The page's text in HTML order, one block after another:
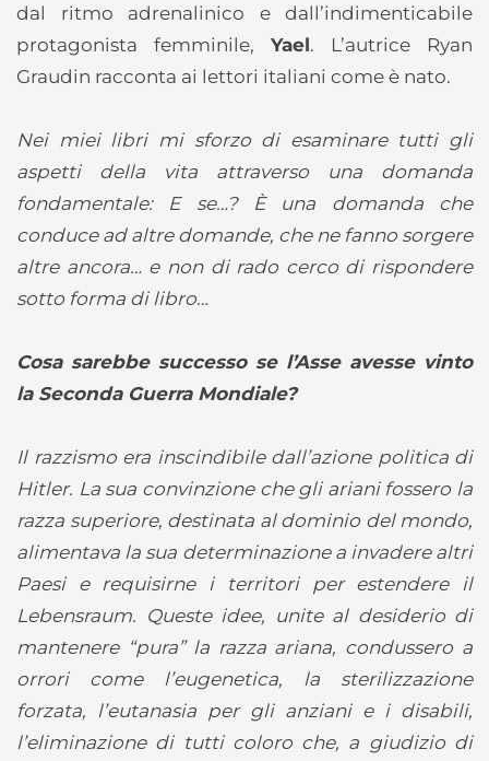
dal ritmo adrenalinico e dall’indimenticabile
protagonista femminile, Yael. L’autrice Ryan
Graudin racconta ai lettori italiani come è nato.
Nei miei libri mi sforzo di esaminare tutti gli
aspetti della vita attraverso una domanda
fondamentale: E se…? È una domanda che
conduce ad altre domande, che ne fanno sorgere
altre ancora… e non di rado cerco di rispondere
sotto forma di libro…
Cosa sarebbe successo se l’Asse avesse vinto
la Seconda Guerra Mondiale?
Il razzismo era inscindibile dall’azione politica di
Hitler. La sua convinzione che gli ariani fossero la
razza superiore, destinata al dominio del mondo,
alimentava la sua determinazione a invadere altri
Paesi e requisirne i territori per estendere il
Lebensraum. Queste idee, unite al desiderio di
mantenere “pura” la razza ariana, condussero a
orrori come l’eugenetica, la sterilizzazione
forzata, l’eutanasia per gli anziani e i disabili,
l’eliminazione di tutti coloro che, a giudizio di